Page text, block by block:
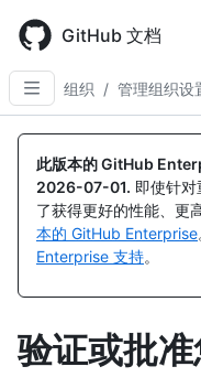
main
content
GitHub 文档
组织 / 管理组织设
此版本的 GitHub
2026-07-01. 即使针
了获得更好的性能、更
本的 GitHub Enterprise
Enterprise 支持。
验证或批